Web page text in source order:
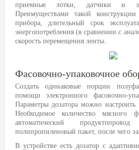
приемные лотки, датчики и
Преимуществами такой конструкции
прибора, длительный срок
энергопотребления (в сравнении с
скорость перемещения ленты.
Фасовочно-упаковочное
Создать одинаковые порции
помощи электронного фасовочно-
Параметры дозатора можно настроить
Необходимое количество мясного
автоматический
полипропиленовый пакет, после чего
В устройстве есть дозатор с